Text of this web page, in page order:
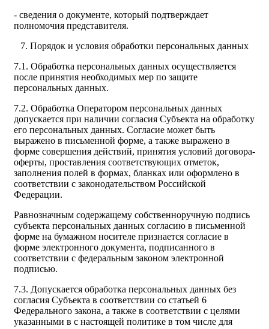
- сведения о документе, который подтверждает
полномочия представителя.
7. Порядок и условия обработки персональных данных
7.1. Обработка персональных данных осуществляется
после принятия необходимых мер по защите
персональных данных.
7.2. Обработка Оператором персональных данных
допускается при наличии согласия Субъекта на обработку
его персональных данных. Согласие может быть
выражено в письменной форме, а также выражено в
форме совершения действий, принятия условий договора-
оферты, проставления соответствующих отметок,
заполнения полей в формах, бланках или оформлено в
соответствии с законодательством Российской
Федерации.
Равнозначным содержащему собственноручную подпись
субъекта персональных данных согласию в письменной
форме на бумажном носителе признается согласие в
форме электронного документа, подписанного в
соответствии с федеральным законом электронной
подписью.
7.3. Допускается обработка персональных данных без
согласия Субъекта в соответствии со статьей 6
Федерального закона, а также в соответствии с целями
указанными в с настоящей политике в том числе для